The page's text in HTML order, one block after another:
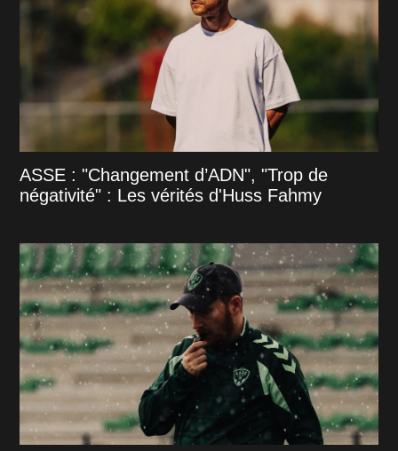
ASSE : "Changement d’ADN", "Trop de
négativité" : Les vérités d'Huss Fahmy